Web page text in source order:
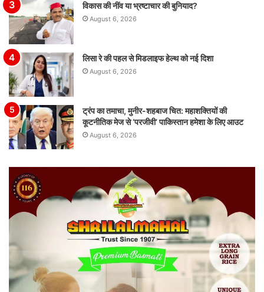
विकास की नींव या भ्रष्टाचार की बुनियाद?
August 6, 2026
लिसा रे की पहल से मिडलाइफ हेल्थ को नई दिशा
August 6, 2026
ट्रंप का तमाचा, मुनीर-शहबाज चित: महाशक्तियों की
कूटनीतिक मेज से ‘परजीवी’ पाकिस्तान हमेशा के लिए आउट
August 6, 2026